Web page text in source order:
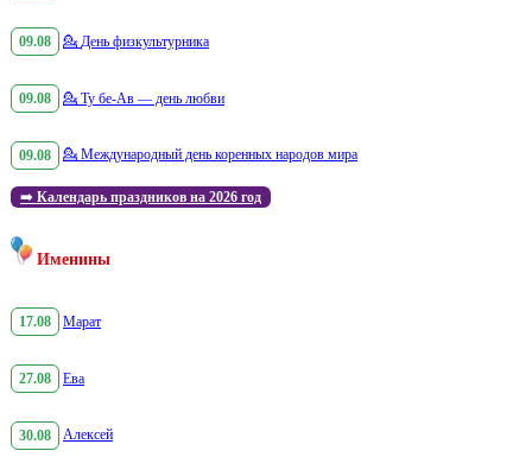
09.08 💁 День физкультурника
09.08 💁 Ту бе-Ав — день любви
09.08 💁 Международный день коренных народов мира
➡️ Календарь праздников на 2026 год
Именины
17.08 Марат
27.08 Ева
30.08 Алексей